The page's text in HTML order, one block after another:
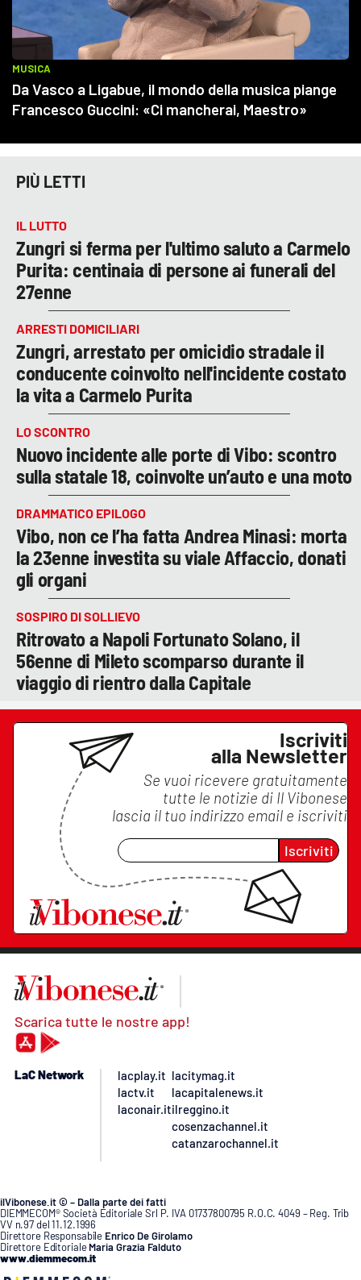
PIÙ LETTI
IL LUTTO
Zungri si ferma per l'ultimo saluto a Carmelo
Purita: centinaia di persone ai funerali del
27enne
ARRESTI DOMICILIARI
Zungri, arrestato per omicidio stradale il
conducente coinvolto nell'incidente costato
la vita a Carmelo Purita
LO SCONTRO
Nuovo incidente alle porte di Vibo: scontro
sulla statale 18, coinvolte un’auto e una moto
DRAMMATICO EPILOGO
Vibo, non ce l’ha fatta Andrea Minasi: morta
la 23enne investita su viale Affaccio, donati
gli organi
SOSPIRO DI SOLLIEVO
Ritrovato a Napoli Fortunato Solano, il
56enne di Mileto scomparso durante il
viaggio di rientro dalla Capitale
Iscriviti
alla Newsletter
Se vuoi ricevere gratuitamente
tutte le notizie di Il Vibonese
lascia il tuo indirizzo email e iscriviti
Iscriviti
Scarica tutte le nostre app!
LaC Network
lacplay.it
lactv.it
laconair.it
lacitymag.it
lacapitalenews.it
ilreggino.it
cosenzachannel.it
catanzarochannel.it
ilVibonese.it © – Dalla parte dei fatti
DIEMMECOM® Società Editoriale Srl P. IVA 01737800795 R.O.C. 4049 – Reg. Trib
VV n.97 del 11.12.1996
Direttore Responsabile Enrico De Girolamo
Direttore Editoriale Maria Grazia Falduto
www.diemmecom.it